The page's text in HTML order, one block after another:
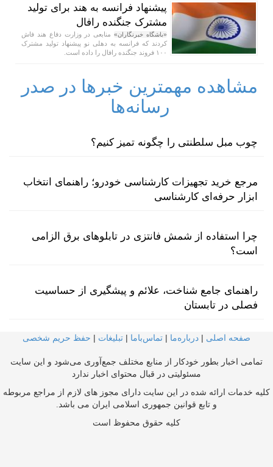
پیشنهاد فرانسه به هند برای تولید
مشترک جنگنده رافال
«باشگاه خبرنگاران»منابعی در وزارت دفاع هند فاش
کردند که فرانسه به دهلی نو پیشنهاد تولید مشترک
۱۰۰ فروند جنگنده رافال را داده است.
مشاهده مهمترین خبرها در صدر
رسانه‌ها
چوب مبل سلطنتی را چگونه تمیز کنیم؟
مرجع خرید تجهیزات کارشناسی خودرو؛ راهنمای انتخاب
ابزار حرفه‌ای کارشناسی
چرا استفاده از شمش فانتزی در تابلوهای برق الزامی
است؟
راهنمای جامع شناخت، علائم و پیشگیری از حساسیت
فصلی در تابستان
صفحه اصلی | درباره‌ما | تماس‌با‌ما | تبلیغات | حفظ حریم شخصی
تمامی اخبار بطور خودکار از منابع مختلف جمع‌آوری می‌شود و این سایت
مسئولیتی در قبال محتوای اخبار ندارد
کلیه خدمات ارائه شده در این سایت دارای مجوز های لازم از مراجع مربوطه
و تابع قوانین جمهوری اسلامی ایران می باشد.
کلیه حقوق محفوظ است